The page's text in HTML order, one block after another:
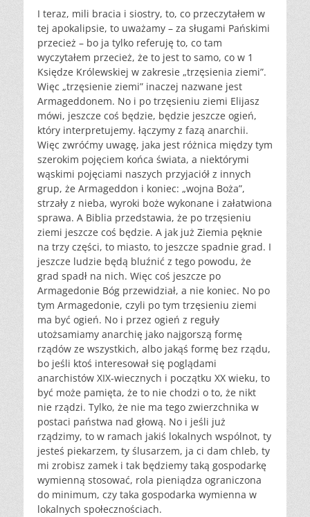
I teraz, mili bracia i siostry, to, co przeczytałem w
tej apokalipsie, to uważamy – za sługami Pańskimi
przecież – bo ja tylko referuję to, co tam
wyczytałem przecież, że to jest to samo, co w 1
Księdze Królewskiej w zakresie „trzęsienia ziemi”.
Więc „trzęsienie ziemi” inaczej nazwane jest
Armageddonem. No i po trzęsieniu ziemi Elijasz
mówi, jeszcze coś będzie, będzie jeszcze ogień,
który interpretujemy. łączymy z fazą anarchii.
Więc zwróćmy uwagę, jaka jest różnica między tym
szerokim pojęciem końca świata, a niektórymi
wąskimi pojęciami naszych przyjaciół z innych
grup, że Armageddon i koniec: „wojna Boża”,
strzały z nieba, wyroki boże wykonane i załatwiona
sprawa. A Biblia przedstawia, że po trzęsieniu
ziemi jeszcze coś będzie. A jak już Ziemia pęknie
na trzy części, to miasto, to jeszcze spadnie grad. I
jeszcze ludzie będą bluźnić z tego powodu, że
grad spadł na nich. Więc coś jeszcze po
Armagedonie Bóg przewidział, a nie koniec. No po
tym Armagedonie, czyli po tym trzęsieniu ziemi
ma być ogień. No i przez ogień z reguły
utożsamiamy anarchię jako najgorszą formę
rządów ze wszystkich, albo jakąś formę bez rządu,
bo jeśli ktoś interesował się poglądami
anarchistów XIX-wiecznych i początku XX wieku, to
być może pamięta, że to nie chodzi o to, że nikt
nie rządzi. Tylko, że nie ma tego zwierzchnika w
postaci państwa nad głową. No i jeśli już
rządzimy, to w ramach jakiś lokalnych wspólnot, ty
jesteś piekarzem, ty ślusarzem, ja ci dam chleb, ty
mi zrobisz zamek i tak będziemy taką gospodarkę
wymienną stosować, rola pieniądza ograniczona
do minimum, czy taka gospodarka wymienna w
lokalnych społecznościach.